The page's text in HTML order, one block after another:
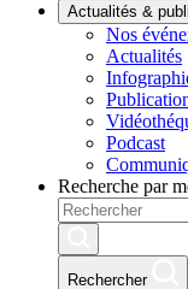
Actualités &
Nos
Actualités
Podcast
Recherche par
Rechercher